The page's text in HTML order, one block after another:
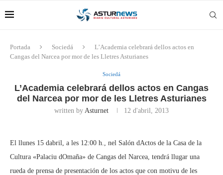
Portada Sociedá
L’Academia celebrará dellos actos en
Cangas del Narcea por mor de les Lletres Asturianes
Sociedá
L’Academia celebrará dellos actos en Cangas
del Narcea por mor de les Lletres Asturianes
written by Asturnet 12 d'abril, 2013
El llunes 15 dabril, a les 12:00 h., nel Salón dActos de la Casa de la
Cultura «Palaciu dOmaña» de Cangas del Narcea, tendrá llugar una
rueda de prensa de presentación de los actos que con motivu de les